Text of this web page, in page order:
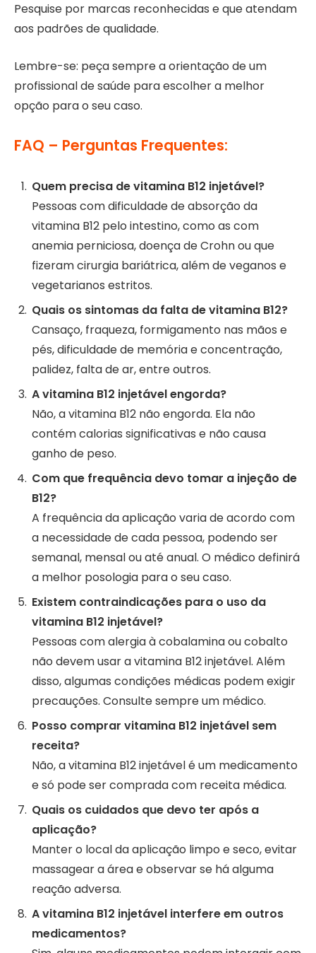
Pesquise por marcas reconhecidas e que atendam
aos padrões de qualidade.
Lembre-se: peça sempre a orientação de um
profissional de saúde para escolher a melhor
opção para o seu caso.
FAQ – Perguntas Frequentes:
Quem precisa de vitamina B12 injetável?
Pessoas com dificuldade de absorção da
vitamina B12 pelo intestino, como as com
anemia perniciosa, doença de Crohn ou que
fizeram cirurgia bariátrica, além de veganos e
vegetarianos estritos.
Quais os sintomas da falta de vitamina B12?
Cansaço, fraqueza, formigamento nas mãos e
pés, dificuldade de memória e concentração,
palidez, falta de ar, entre outros.
A vitamina B12 injetável engorda?
Não, a vitamina B12 não engorda. Ela não
contém calorias significativas e não causa
ganho de peso.
Com que frequência devo tomar a injeção de
B12?
A frequência da aplicação varia de acordo com
a necessidade de cada pessoa, podendo ser
semanal, mensal ou até anual. O médico definirá
a melhor posologia para o seu caso.
Existem contraindicações para o uso da
vitamina B12 injetável?
Pessoas com alergia à cobalamina ou cobalto
não devem usar a vitamina B12 injetável. Além
disso, algumas condições médicas podem exigir
precauções. Consulte sempre um médico.
Posso comprar vitamina B12 injetável sem
receita?
Não, a vitamina B12 injetável é um medicamento
e só pode ser comprada com receita médica.
Quais os cuidados que devo ter após a
aplicação?
Manter o local da aplicação limpo e seco, evitar
massagear a área e observar se há alguma
reação adversa.
A vitamina B12 injetável interfere em outros
medicamentos?